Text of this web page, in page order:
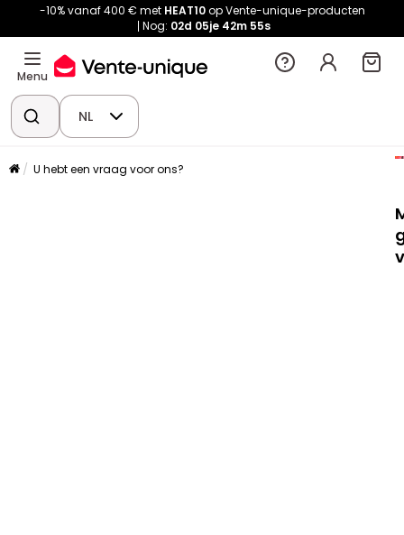
-10% vanaf 400 € met HEAT10op Vente-unique-producten
Nog: 02d 05je 42m 54s
Menu
NL
U hebt een vraag voor ons?